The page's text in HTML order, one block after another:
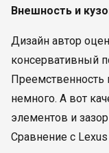
Внешность и
Дизайн автор
консервативный
Преемственность
немного. А вот
элементов и
Сравнение с